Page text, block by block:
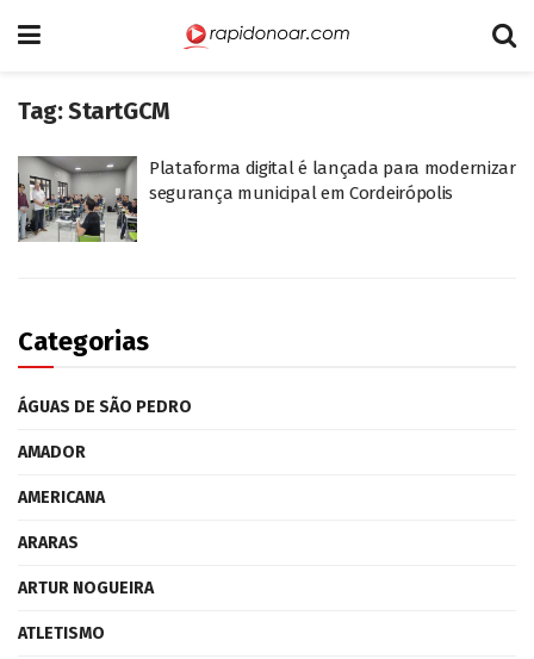
Tag:StartGCM
Plataforma digital é lançada para modernizar
segurança municipal em Cordeirópolis
Categorias
ÁGUAS DE SÃO PEDRO
AMADOR
AMERICANA
ARARAS
ARTUR NOGUEIRA
ATLETISMO